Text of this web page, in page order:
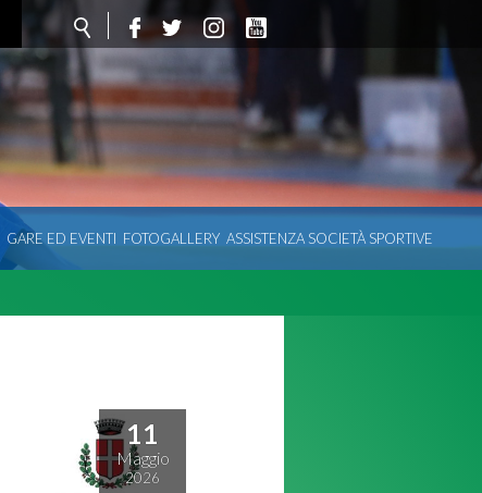
GARE ED EVENTI FOTOGALLERY ASSISTENZA SOCIETÀ SPORTIVE
11
Maggio
2026